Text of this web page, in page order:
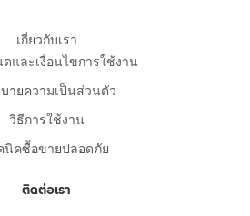
เกี่ยวกับเรา
และเงื่อนไขการใช้งาน
ายความเป็นส่วนตัว
วิธีการใช้งาน
นิคซื้อขายปลอดภัย
ติดต่อเรา